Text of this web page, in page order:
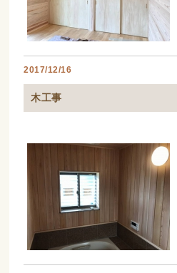
2017/12/16
木工事